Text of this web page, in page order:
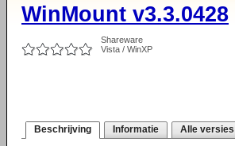
WinMount v3.3.0428
Shareware
Vista / WinXP
Beschrijving Informatie Alle versies